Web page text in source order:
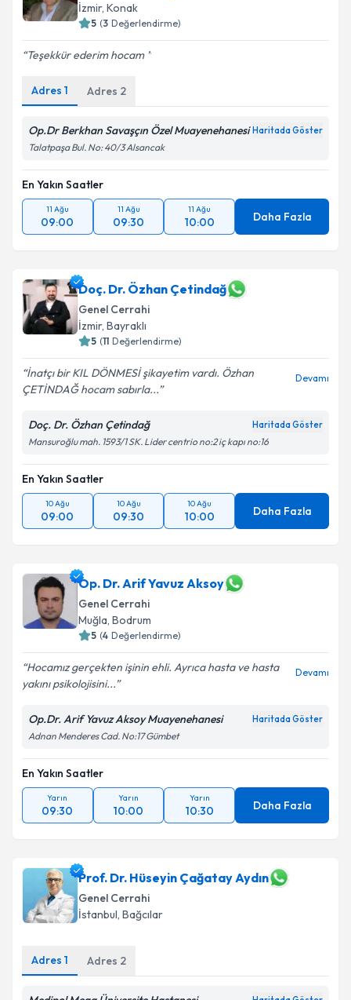
İzmir, Konak
5 (3 Değerlendirme)
Teşekkür ederim hocam
Adres 1 Adres 2
Op.Dr Berkhan Savaşçın Özel Muayenehanesi Haritada Göster
Talatpaşa Bul. No: 40/3 Alsancak
En Yakın Saatler
11 Ağu
09:00
11 Ağu
09:30
11 Ağu
10:00 Daha Fazla
Doç. Dr. Özhan Çetindağ
Genel Cerrahi
İzmir, Bayraklı
5 (11 Değerlendirme)
İnatçı bir KIL DÖNMESİ şikayetim vardı. Özhan
ÇETİNDAĞ hocam sabırla...
Devamı
Doç. Dr. Özhan Çetindağ Haritada Göster
Mansuroğlu mah. 1593/1 SK. Lider centrio no:2 iç kapı no:16
En Yakın Saatler
10 Ağu
09:00
10 Ağu
09:30
10 Ağu
10:00 Daha Fazla
Op. Dr. Arif Yavuz Aksoy
Genel Cerrahi
Muğla, Bodrum
5 (4 Değerlendirme)
Hocamız gerçekten işinin ehli. Ayrıca hasta ve hasta
yakını psikolojisini...
Devamı
Op.Dr. Arif Yavuz Aksoy Muayenehanesi Haritada Göster
Adnan Menderes Cad. No:17 Gümbet
En Yakın Saatler
Yarın
09:30
Yarın
10:00
Yarın
10:30 Daha Fazla
Prof. Dr. Hüseyin Çağatay Aydın
Genel Cerrahi
İstanbul, Bağcılar
Adres 1 Adres 2